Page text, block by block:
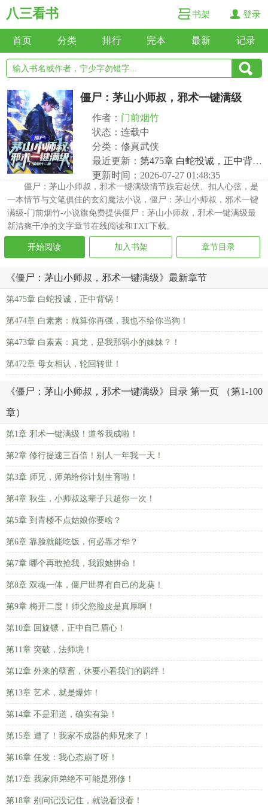
八三看书 书架 登录
首页 分类 排行 完本 最新 记录
僵尸：茅山小师叔，邪术一键满级
作者： 门前烟竹
状态：连载中
分类：修真武侠
最近更新： 第475章 白蛇投诚，正中背锅！
更新时间：2026-07-27 01:48:35
僵尸：茅山小师叔，邪术一键满级情节跌宕起伏、扣人心弦，是
一本情节与文笔俱佳的玄幻魔法小说，僵尸：茅山小师叔，邪术一键
满级-门前烟竹-小说旗免费提供僵尸：茅山小师叔，邪术一键满级最
新清爽干净的文字章节在线阅读和TXT下载。
开始阅读 加入书架 章节目录
《僵尸：茅山小师叔，邪术一键满级》最新章节
第475章 白蛇投诚，正中背锅！
第474章 白素素：就算你再强，我也不给你当狗！
第473章 白素素：真龙，是我那弱小的妹妹？！
第472章 母女相认，轮回转世！
《僵尸：茅山小师叔，邪术一键满级》目录 第一页 （第1-100
章）
第1章 邪术一键满级！道爷我成啦！
第2章 修行提速三百倍！别人一年我一天！
第3章 师兄，师弟给你计划生育啦！
第4章 秋生，小师叔这辈子只超你一次！
第5章 到青楼不点姑娘你要啥？
第6章 靠脸就能吃饭，何必靠才华？
第7章 哪个再敢抢我，我跟她拼命！
第8章 双魂一体，僵尸世界有自己的龙葵！
第9章 梅开二度！师父您脸皮是真厚啊！
第10章 回旋镖，正中自己眉心！
第11章 突破，法师境！
第12章 外来的孽畜，休要小看我们的羁绊！
第13章 艺术，就是爆炸！
第14章 不是邪道，确实有染！
第15章 遭了！我家不成器的师兄来了！
第16章 任发：我心态崩了呀！
第17章 我家师弟绝不可能是邪修！
第18章 别问记没记住，就说看没看！